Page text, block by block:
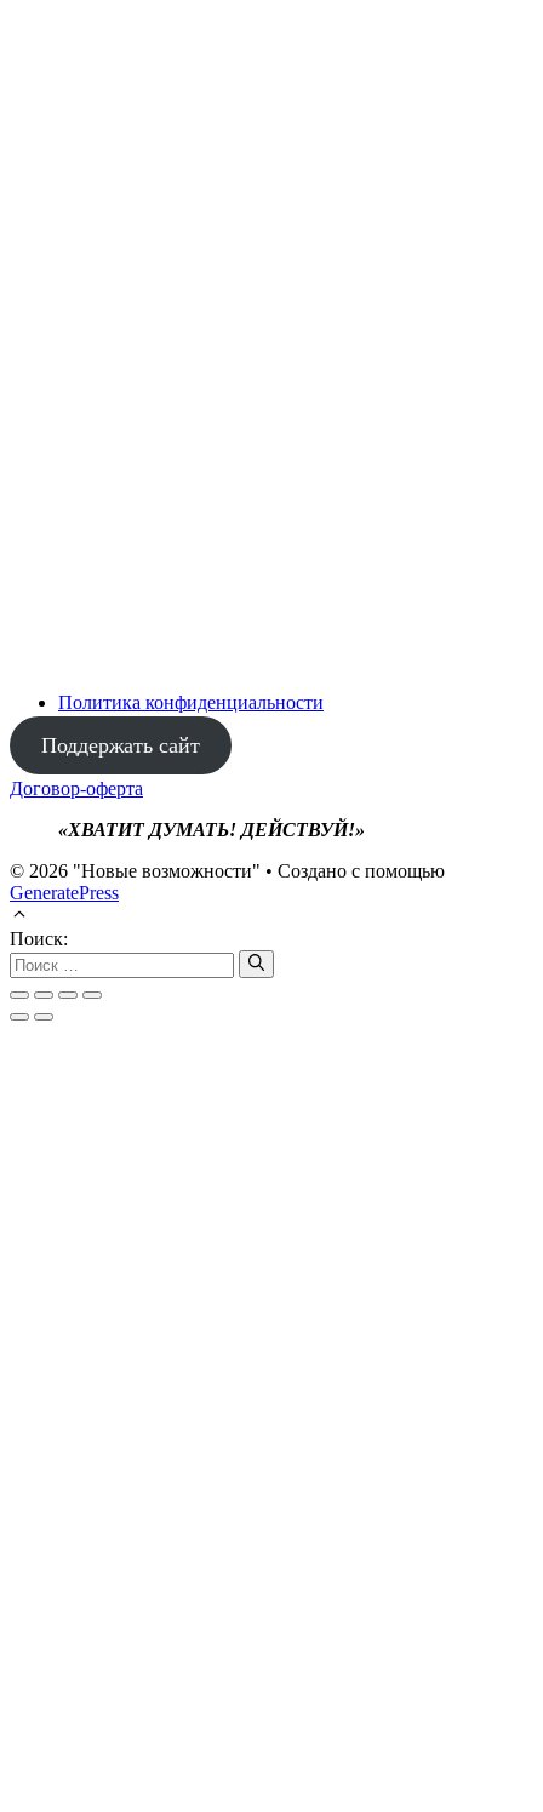
Политика конфиденциальности
Поддержать сайт
Договор-оферта
«ХВАТИТ ДУМАТЬ! ДЕЙСТВУЙ!»
© 2026 "Новые возможности" • Создано с помощью
GeneratePress
Поиск: